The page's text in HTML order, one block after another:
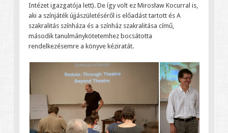
Intézet igazgatója lett). De így volt ez Mirosław Kocurral is,
aki a színjáték újjászületéséről is előadást tartott és A
szakralitás színháza és a színház szakralitása című,
második tanulmánykötetemhez bocsátotta
rendelkezésemre a könyve kéziratát.